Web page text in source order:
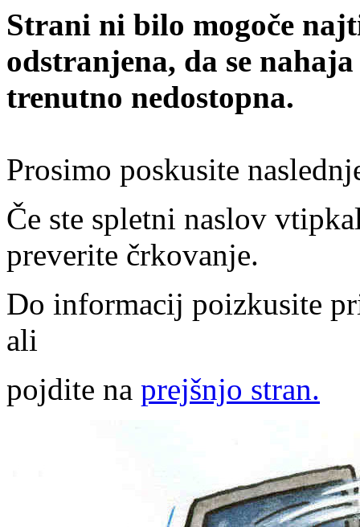
Strani ni bilo mogoče
odstranjena, da se
trenutno nedostopna.
Prosimo poskusite
Če ste spletni naslov
preverite črkovanje.
Do informacij poizkusite
ali
pojdite na prejšnjo stran.